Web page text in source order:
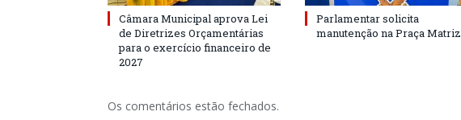
Câmara Municipal aprova Lei
de Diretrizes Orçamentárias
para o exercício financeiro de
2027
Parlamentar solicita
manutenção na Praça Matriz
Os comentários estão fechados.